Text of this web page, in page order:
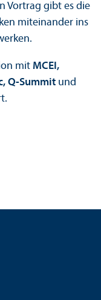
Vortrag gibt es die
miteinander ins
mit MCEI,
Q-Summit und